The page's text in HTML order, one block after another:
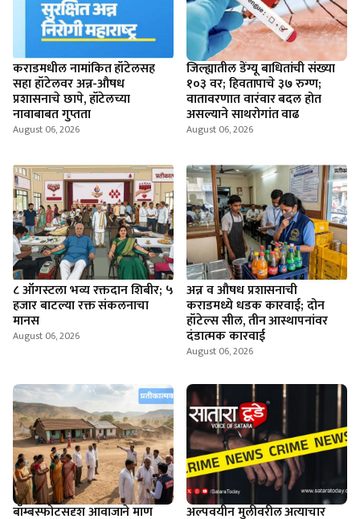
कराडमधील नामांकित हॉटेलसह
सहा हॉटेलवर अन्न-औषध
प्रशासनाचे छापे, हॉटेलच्या
नावाबाबत गुप्तता
August 06, 2026
जिल्ह्यातील डेंग्यू बाधितांची संख्या
१०३ वर; हिवतापाचे ३७ रुग्ण;
वातावरणात वारंवार बदल होत
असल्याने साथरोगांत वाढ
August 06, 2026
८ ऑगस्टला भव्य रक्तदान शिबीर; ५
हजार बाटल्या रक्त संकलनाचा
मानस
August 06, 2026
अन्न व औषध प्रशासनाची
कराडमध्ये धडक कारवाई; दोन
हॉटेल्स सील, तीन आस्थापनांवर
दंडात्मक कारवाई
August 06, 2026
बॉम्बस्फोटसदृश आवाजाने माण अल्पवयीन मुलीवरील अत्याचार